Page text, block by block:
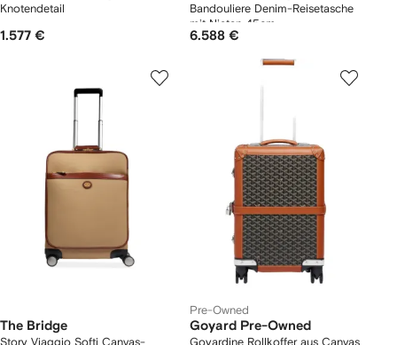
Knotendetail
1.577 €
Bandouliere Denim-Reisetasche
mit Nieten 45cm
6.588 €
The Bridge
Story Viaggio Softi Canvas-
Pre-Owned
Goyard Pre-Owned
Goyardine Rollkoffer aus Canvas